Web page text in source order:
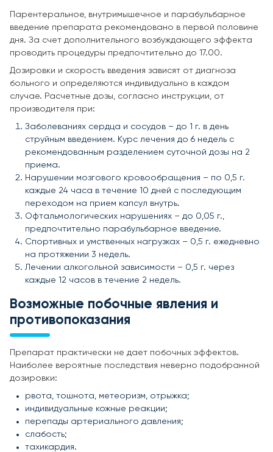
Парентеральное, внутримышечное и парабульбарное
введение препарата рекомендовано в первой половине
дня. За счет дополнительного возбуждающего эффекта
проводить процедуры предпочтительно до 17.00.
Дозировки и скорость введения зависят от диагноза
больного и определяются индивидуально в каждом
случае. Расчетные дозы, согласно инструкции, от
производителя при:
Заболеваниях сердца и сосудов – до 1 г. в день
струйным введением. Курс лечения до 6 недель с
рекомендованным разделением суточной дозы на 2
приема.
Нарушении мозгового кровообращения – по 0,5 г.
каждые 24 часа в течение 10 дней с последующим
переходом на прием капсул внутрь.
Офтальмологических нарушениях – до 0,05 г.,
предпочтительно парабульбарное введение.
Спортивных и умственных нагрузках – 0,5 г. ежедневно
на протяжении 3 недель.
Лечении алкогольной зависимости – 0,5 г. через
каждые 12 часов в течение 2 недель.
Возможные побочные явления и
противопоказания
Препарат практически не дает побочных эффектов.
Наиболее вероятные последствия неверно подобранной
дозировки:
рвота, тошнота, метеоризм, отрыжка;
индивидуальные кожные реакции;
перепады артериального давления;
слабость;
тахикардия.